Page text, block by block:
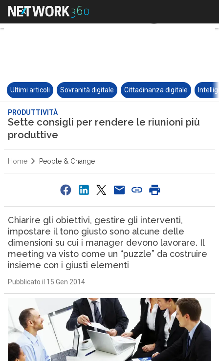
Ultimi articoli Sovranità digitale Cittadinanza digitale
PRODUTTIVITÀ
Sette consigli per rendere le riunioni più
produttive
Home People & Change
Chiarire gli obiettivi, gestire gli interventi,
impostare il tono giusto sono alcune delle
dimensioni su cui i manager devono lavorare. Il
meeting va visto come un “puzzle” da costruire
insieme con i giusti elementi
Pubblicato il 15 Gen 2014